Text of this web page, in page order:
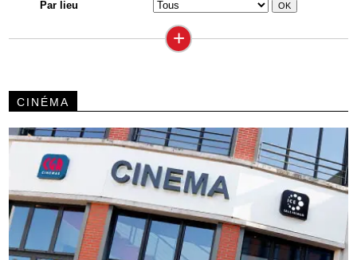
Par lieu
+
CINÉMA